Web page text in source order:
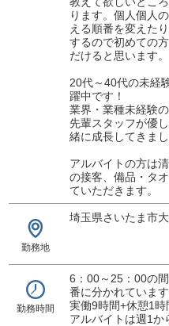
ります。個人個人
える順番を変えた
するので初めての
だけると思います。
20代～40代の未経
躍中です！
業界・業種未経験
先輩スタッフが優
緒に成長してきまし
アルバイトの方は
の接客、備品・タ
ていただきます。
勤務地
埼玉県さいたま市
勤務時間
6：00～25：00の
番に分かれています
実働9時間+休憩1時
アルバイトは週1か